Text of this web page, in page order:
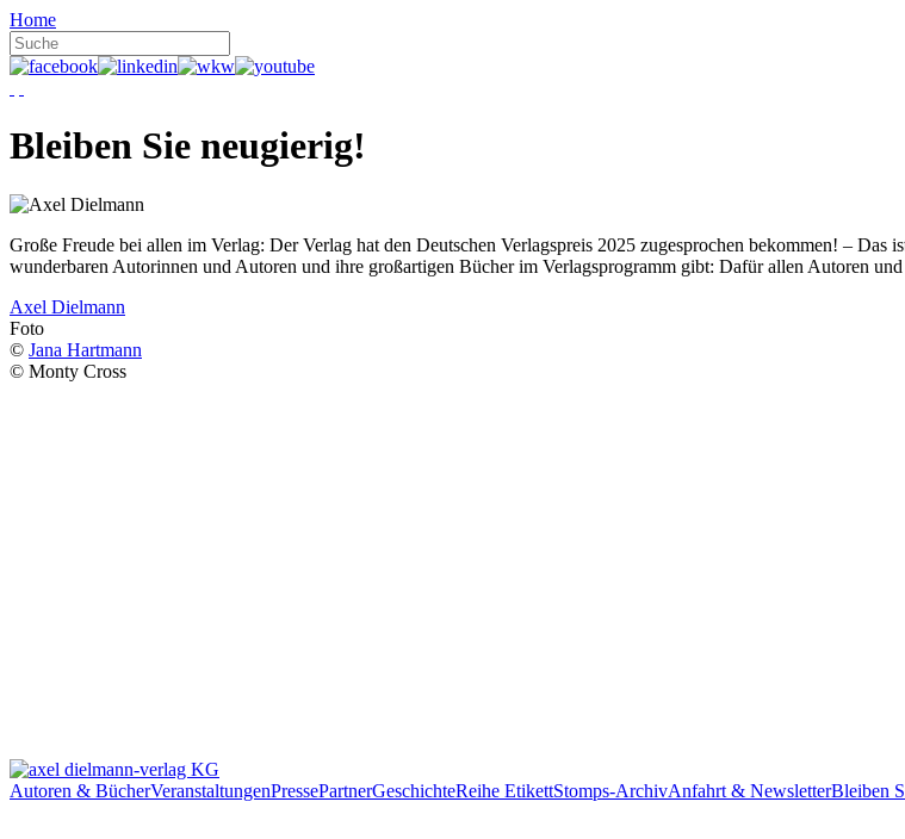
Home
Bleiben Sie neugierig!
Große Freude bei allen im Verlag: Der Verlag hat den Deutschen Verlagspreis 2025 zugesprochen bekommen! –
wunderbaren Autorinnen und Autoren und ihre großartigen Bücher im Verlagsprogramm gibt: Dafür allen Autoren
Axel Dielmann
Foto
© Jana Hartmann
© Monty Cross
Autoren & BücherVeranstaltungenPressePartnerGeschichteReihe EtikettStomps-ArchivAnfahrt & NewsletterBleiben